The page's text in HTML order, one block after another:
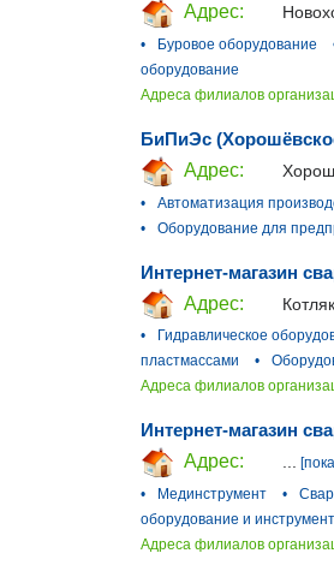
Адрес:
•
Буровое оборудование
оборудование
Адреса филиалов
БиПиЭс
Адрес:
•
Автоматизация
•
Оборудование для
Интернет-магазин
Адрес:
•
Гидравлическое
пластмассами
•
Адреса филиалов
Интернет-магазин
Адрес:
...
•
Мединструмент •
оборудование и
Адреса филиалов